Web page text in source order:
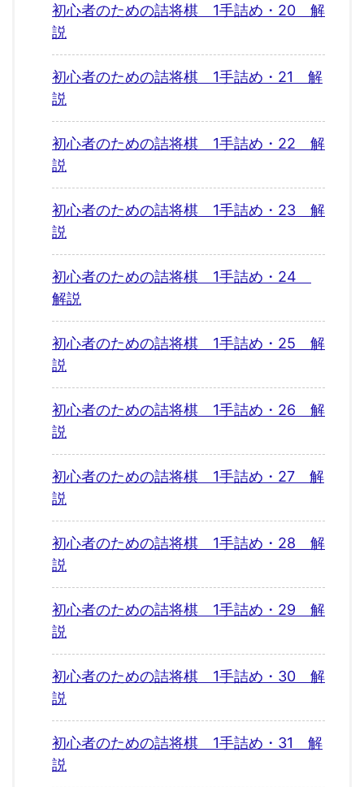
初心者のための詰将棋 1手詰め・20 解
説
初心者のための詰将棋 1手詰め・21 解
説
初心者のための詰将棋 1手詰め・22 解
説
初心者のための詰将棋 1手詰め・23 解
説
初心者のための詰将棋 1手詰め・24
解説
初心者のための詰将棋 1手詰め・25 解
説
初心者のための詰将棋 1手詰め・26 解
説
初心者のための詰将棋 1手詰め・27 解
説
初心者のための詰将棋 1手詰め・28 解
説
初心者のための詰将棋 1手詰め・29 解
説
初心者のための詰将棋 1手詰め・30 解
説
初心者のための詰将棋 1手詰め・31 解
説